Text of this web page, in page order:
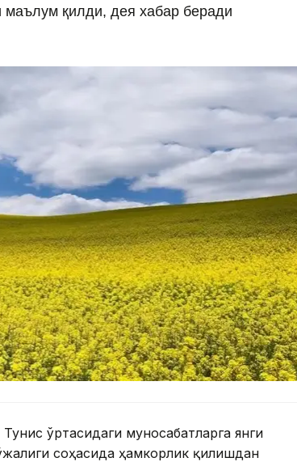
қилди, дея хабар беради
ўртасидаги муносабатларга янги
соҳасида ҳамкорлик қилишдан